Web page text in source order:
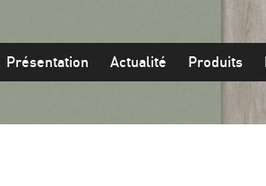
Présentation Actualité Produits